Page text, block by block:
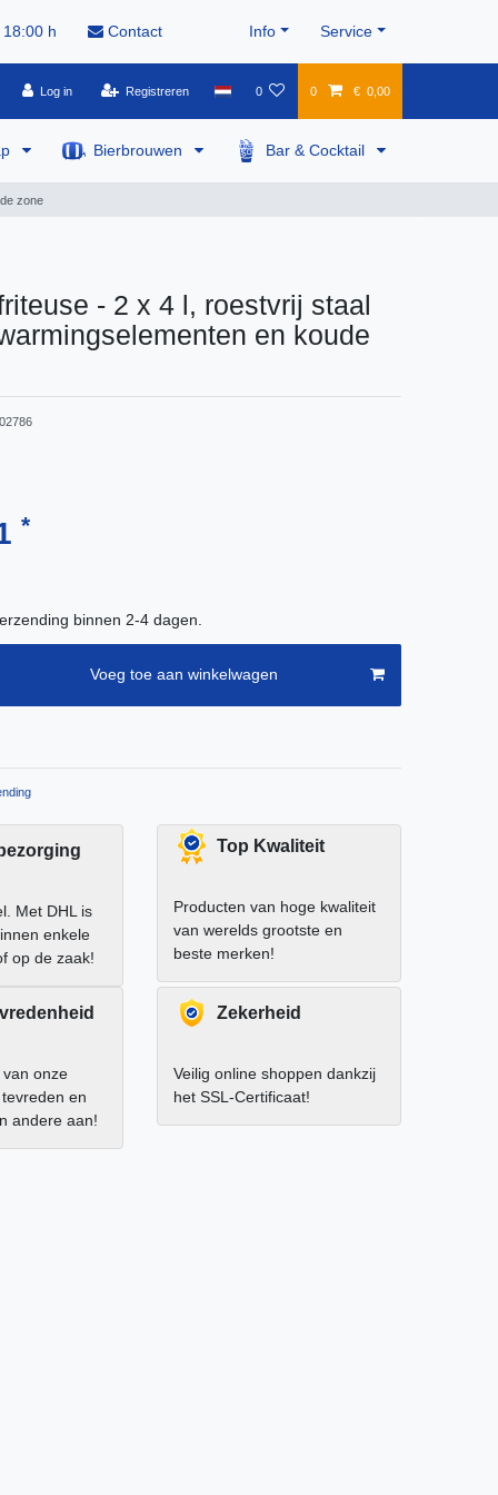
h Contact Info Service
Log in Registreren 0 0 € 0,00
Bierbrouwen Bar & Cocktail
zone
- 2 x 4 l, roestvrij staal
en koude
*
binnen 2-4 dagen.
Voeg toe aan winkelwagen
Met DHL is
enkele
op de zaak!
Top Kwaliteit
Producten van hoge kwaliteit
van werelds grootste en
beste merken!
onze
en
andere aan!
Zekerheid
Veilig online shoppen dankzij
het SSL-Certificaat!